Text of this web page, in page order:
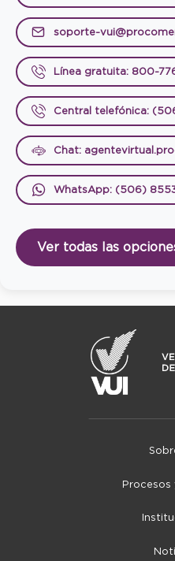
soporte-
Línea gratuita: 800-
Central telefónica:
Chat:
WhatsApp: (506)
Ver todas las